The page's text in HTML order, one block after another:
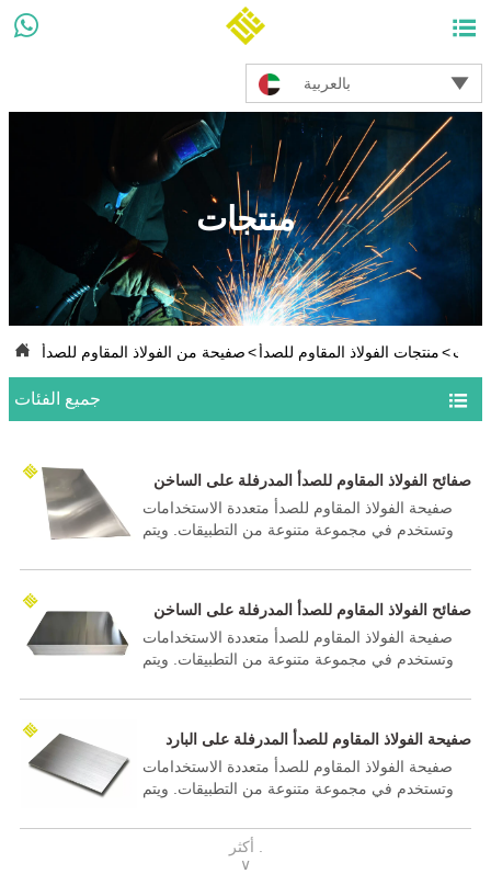
 
بالعربية 
منتجات
 >منتجات الفولاذ المقاوم للصدأ>صفيحة من الفولاذ المقاوم للصدأ
جميع الفئات 
صفائح الفولاذ المقاوم للصدأ المدرفلة على الساخن
صفيحة الفولاذ المقاوم للصدأ متعددة الاستخدامات
وتستخدم في مجموعة متنوعة من التطبيقات. ويتم
عمرها وقابليتها للتشكيل. وتشمل الاستخدامات
النموذجية لألواح/صفيحة الفولاذ المقاوم للصدأ، البناء،
وتطبيقات الخدمات الغذائية، والنقل، والصناعات
الكيميائية والبحرية والمنسوجات.
صفائح الفولاذ المقاوم للصدأ المدرفلة على الساخن
صفيحة الفولاذ المقاوم للصدأ متعددة الاستخدامات
وتستخدم في مجموعة متنوعة من التطبيقات. ويتم
عمرها وقابليتها للتشكيل. وتشمل الاستخدامات
النموذجية لألواح/صفيحة الفولاذ المقاوم للصدأ، البناء،
وتطبيقات الخدمات الغذائية، والنقل، والصناعات
الكيميائية والبحرية والمنسوجات.
صفيحة الفولاذ المقاوم للصدأ المدرفلة على البارد
صفيحة الفولاذ المقاوم للصدأ متعددة الاستخدامات
وتستخدم في مجموعة متنوعة من التطبيقات. ويتم
عمرها وقابليتها للتشكيل. وتشمل الاستخدامات
النموذجية لألواح/صفيحة الفولاذ المقاوم للصدأ، البناء،
∨